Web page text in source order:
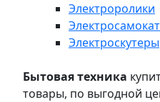
Электроролики
Электроскутеры
Бытовая техника
товары, по выгодной